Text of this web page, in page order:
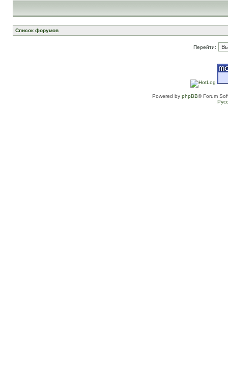
Список форумов
Перейти:
Powered by phpBB® Forum